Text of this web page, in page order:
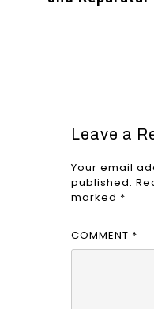
Leave a
Your email
published.
marked *
COMMENT *